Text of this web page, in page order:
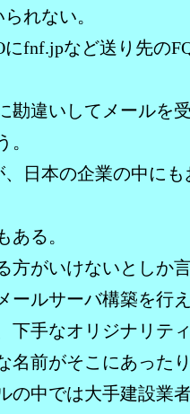
れない。
fnf.jpなど送り先の
勘違いしてメールを
。
日本の企業の中にも
ある。
方がいけないとしか
ールサーバ構築を行
下手なオリジナリテ
名前がそこにあった
の中では大手建設業